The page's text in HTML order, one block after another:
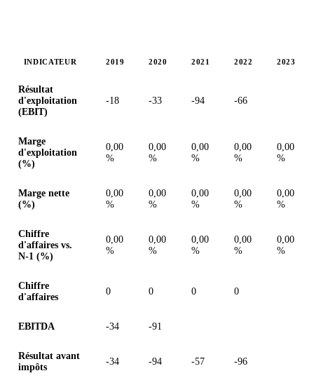
INDICATEUR 2019 2020 2021 2022 2023
Résultat
d'exploitation
(EBIT)
-18 -33 -94 -66
Marge
d'exploitation
(%)
0,00
%
0,00
%
0,00
%
0,00
%
0,00
%
Marge nette
(%)
0,00
%
0,00
%
0,00
%
0,00
%
0,00
%
Chiffre
d'affaires vs.
N-1 (%)
0,00
%
0,00
%
0,00
%
0,00
%
0,00
%
Chiffre
d'affaires
0 0 0 0
EBITDA -34 -91
Résultat avant
impôts
-34 -94 -57 -96